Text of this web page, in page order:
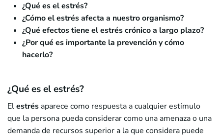
¿Qué es el estrés?
¿Cómo el estrés afecta a nuestro organismo?
¿Qué efectos tiene el estrés crónico a largo plazo?
¿Por qué es importante la prevención y cómo
hacerlo?
¿Qué es el estrés?
Elestrés aparece como respuesta a cualquier estímulo
que la persona pueda considerar como una amenaza o una
demanda de recursos superior a la que considera puede